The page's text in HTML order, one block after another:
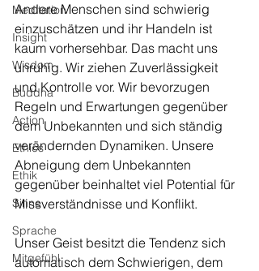
Meditation
Insight
Wisdom
Buddha
Action
Ethics
Ethik
Sinne
Sprache
Mitgefühl
Andere Menschen sind schwierig
einzuschätzen und ihr Handeln ist
kaum vorhersehbar. Das macht uns
unruhig. Wir ziehen Zuverlässigkeit
und Kontrolle vor. Wir bevorzugen
Regeln und Erwartungen gegenüber
dem Unbekannten und sich ständig
verändernden Dynamiken. Unsere
Abneigung dem Unbekannten
gegenüber beinhaltet viel Potential für
Missverständnisse und Konflikt.
Unser Geist besitzt die Tendenz sich
automatisch dem Schwierigen, dem